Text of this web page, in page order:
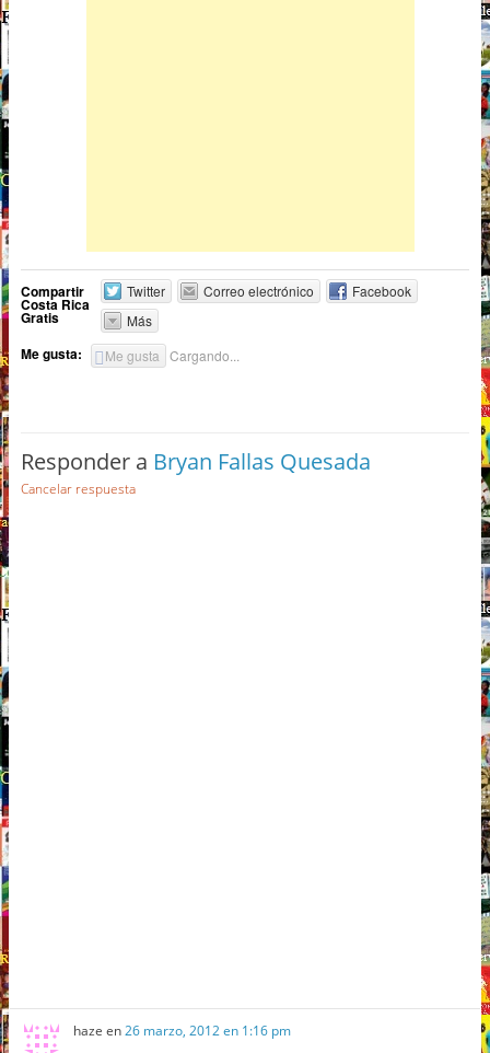
Compartir
Costa Rica
Gratis
Twitter Correo electrónico
Facebook
Más
Me gusta: Me gusta Cargando...
Responder a Bryan Fallas Quesada
Cancelar respuesta
haze en26 marzo, 2012 en 1:16 pm